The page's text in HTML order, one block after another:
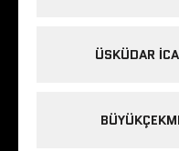
ÜSKÜDAR